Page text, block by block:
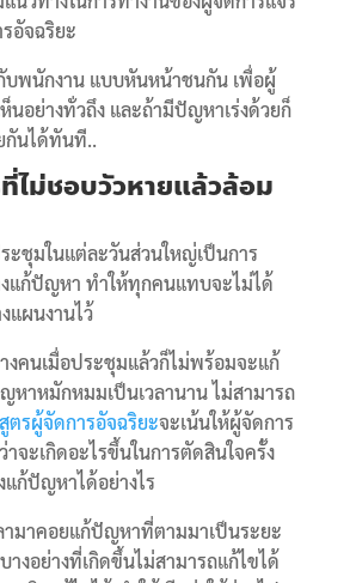
อัจฉริยะ
บพนักงาน แบบหันหน้าชนกัน เพื่อผู้
นอย่างทั่วถึง และถ้ามีปัญหาเร่งด้วยก็
กันได้ทันที..
ไม่ชอบวัวหายแล้วล้อม
ะชุมในแต่ละวันส่วนใหญ่เป็นการ
แก้ปัญหา ทำให้ทุกคนแทบจะไม่ได้
แผนงานไว้
งคนเมื่อประชุมแล้วก็ไม่พร้อมจะแก้
าหมักหมมเป็นเวลานาน ไม่สามารถ
ตรผู้จัดการอัจฉริยะจะเน้นให้ผู้จัดการ
จะเกิดอะไรขึ้นในการตัดสินใจครั้ง
ก้ปัญหาได้อย่างไร
ามาคอยแก้ปัญหาที่ตามมาเป็นระยะ
งอย่างที่เกิดขึ้นไม่สามารถแก้ไขได้